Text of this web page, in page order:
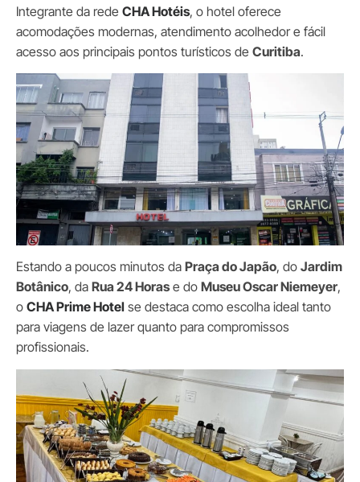
Integrante da rede CHA Hotéis, o hotel oferece
acomodações modernas, atendimento acolhedor e fácil
acesso aos principais pontos turísticos de Curitiba.
Estando a poucos minutos da Praça do Japão, do Jardim
Botânico, da Rua 24 Horas e do Museu Oscar Niemeyer,
o CHA Prime Hotel se destaca como escolha ideal tanto
para viagens de lazer quanto para compromissos
profissionais.